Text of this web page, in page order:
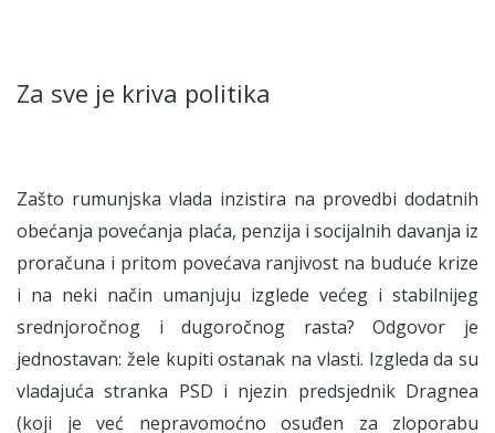
Za sve je kriva politika
Zašto rumunjska vlada inzistira na provedbi dodatnih
obećanja povećanja plaća, penzija i socijalnih davanja iz
proračuna i pritom povećava ranjivost na buduće krize
i na neki način umanjuju izglede većeg i stabilnijeg
srednjoročnog i dugoročnog rasta? Odgovor je
jednostavan: žele kupiti ostanak na vlasti. Izgleda da su
vladajuća stranka PSD i njezin predsjednik Dragnea
(koji je već nepravomoćno osuđen za zloporabu